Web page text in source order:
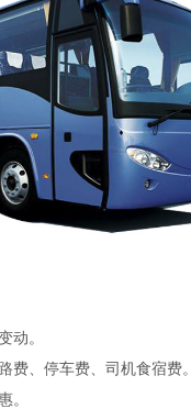
动。
、停车费、司机食宿费。
。